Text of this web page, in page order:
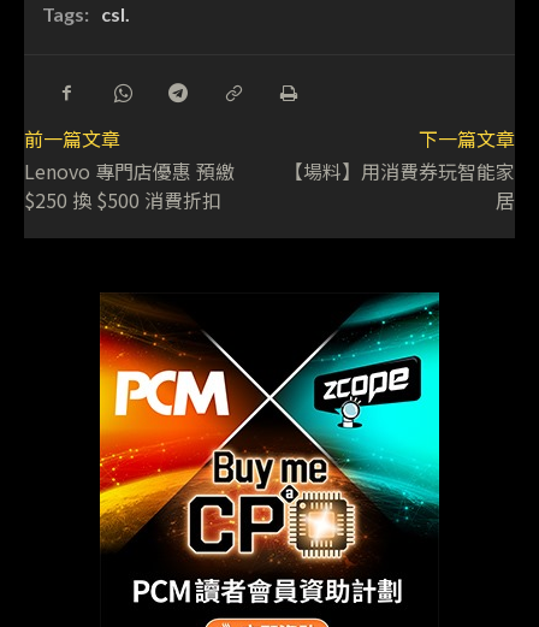
Tags: csl.
前一篇文章
Lenovo 專門店優惠 預繳
$250 換 $500 消費折扣
下一篇文章
【場料】用消費券玩智能家
居